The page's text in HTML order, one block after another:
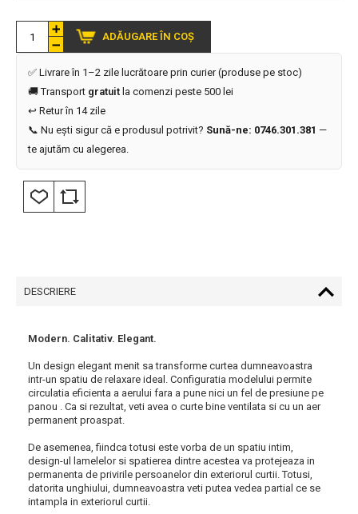
ADĂUGARE ÎN COȘ
✅ Livrare în 1–2 zile lucrătoare prin curier (produse pe stoc)
🚚 Transport gratuit la comenzi peste 500 lei
↩️ Retur în 14 zile
📞 Nu ești sigur că e produsul potrivit? Sună-ne: 0746.301.381 —
te ajutăm cu alegerea.
DESCRIERE
Modern. Calitativ. Elegant.
Un design elegant menit sa transforme curtea dumneavoastra
intr-un spatiu de relaxare ideal. Configuratia modelului permite
circulatia eficienta a aerului fara a pune nici un fel de presiune pe
panou . Ca si rezultat, veti avea o curte bine ventilata si cu un aer
permanent proaspat.
De asemenea, fiindca totusi este vorba de un spatiu intim,
design-ul lamelelor si spatierea dintre acestea va protejeaza in
permanenta de privirile persoanelor din exteriorul curtii. Totusi,
datorita unghiului, dumneavoastra veti putea vedea partial ce se
intampla in exteriorul curtii.